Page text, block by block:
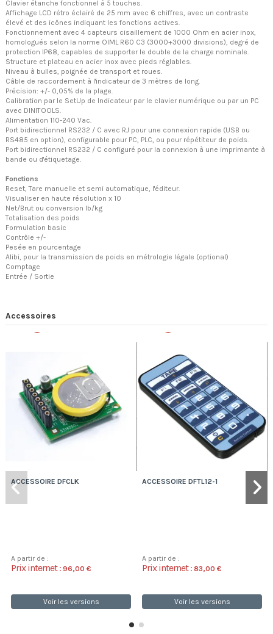
Clavier étanche fonctionnel à 5 touches.
Affichage LCD rétro éclairé de 25 mm avec 6 chiffres, avec un contraste
élevé et des icônes indiquant les fonctions actives.
Fonctionnement avec 4 capteurs cisaillement de 1000 Ohm en acier inox,
homologués selon la norme OIML R60 C3 (3000+3000 divisions), degré de
protection IP68, capables de supporter le double de la charge nominale.
Structure et plateau en acier inox avec pieds réglables.
Niveau à bulles, poignée de transport et roues.
Câble de raccordement à l'indicateur de 3 mètres de long.
Précision: +/- 0,05% de la plage.
Calibration par le SetUp de lndicateur par le clavier numérique ou par un PC
avec DINITOOLS.
Alimentation 110-240 Vac.
Port bidirectionnel RS232 / C avec RJ pour une connexion rapide (USB ou
RS485 en option), configurable pour PC, PLC, ou pour répétiteur de poids.
Port bidirectionnel RS232 / C configuré pour la connexion à une imprimante à
bande ou d'étiquetage.
Fonctions
Reset, Tare manuelle et semi automatique, l'éditeur.
Visualiser en haute résolution x 10
Net/Brut ou conversion lb/kg
Totalisation des poids
Formulation basic
Contrôle +/-
Pesée en pourcentage
Alibi, pour la transmission de poids en métrologie légale (optional)
Comptage
Entrée / Sortie
Accessoires
ACCESSOIRE DFCLK
Rupture
A partir de :
Prix internet : 96,00 €
Voir les versions
ACCESSOIRE DFTL12-1
Rupture
A partir de :
Prix internet : 83,00 €
Voir les versions